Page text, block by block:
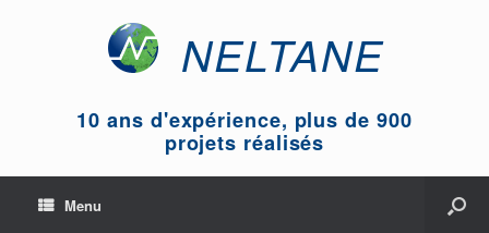
NELTANE
10 ans d'expérience, plus de 900
projets réalisés
Menu